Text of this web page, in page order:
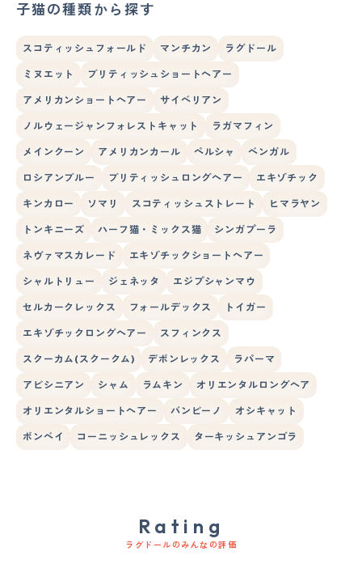
子猫の種類から探す
スコティッシュフォールド マンチカン ラグドール
ミヌエット ブリティッシュショートヘアー
アメリカンショートヘアー サイベリアン
ノルウェージャンフォレストキャット ラガマフィン
メインクーン アメリカンカール ペルシャ ベンガル
ロシアンブルー ブリティッシュロングヘアー エキゾチック
キンカロー ソマリ スコティッシュストレート ヒマラヤン
トンキニーズ ハーフ猫・ミックス猫 シンガプーラ
ネヴァマスカレード エキゾチックショートヘアー
シャルトリュー ジェネッタ エジプシャンマウ
セルカークレックス フォールデックス トイガー
エキゾチックロングヘアー スフィンクス
スクーカム(スクークム) デボンレックス ラパーマ
アビシニアン シャム ラムキン オリエンタルロングヘア
オリエンタルショートヘアー バンビーノ オシキャット
ボンベイ コーニッシュレックス ターキッシュアンゴラ
Rating
ラグドールのみんなの評価